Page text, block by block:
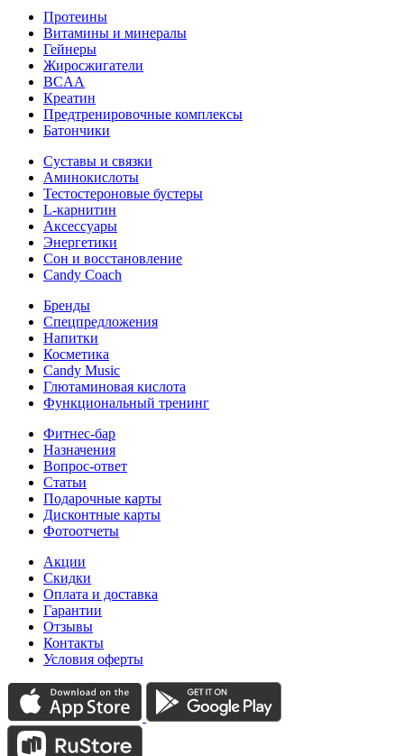
Протеины
Витамины и минералы
Гейнеры
Жиросжигатели
BCAA
Креатин
Предтренировочные комплексы
Батончики
Суставы и связки
Аминокислоты
Тестостероновые бустеры
L-карнитин
Аксессуары
Энергетики
Сон и восстановление
Candy Coach
Бренды
Спецпредложения
Напитки
Косметика
Candy Music
Глютаминовая кислота
Функциональный тренинг
Фитнес-бар
Назначения
Вопрос-ответ
Статьи
Подарочные карты
Дисконтные карты
Фотоотчеты
Акции
Скидки
Оплата и доставка
Гарантии
Отзывы
Контакты
Условия оферты